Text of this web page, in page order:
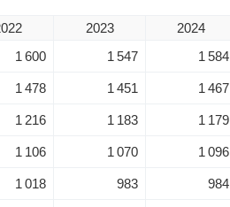
2023 2024
1 600 1 547 1 584
1 478 1 451 1 467
1 216 1 183 1 179
1 106 1 070 1 096
1 018 983 984